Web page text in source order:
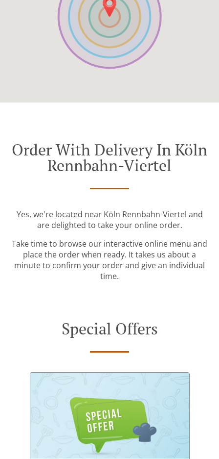
Order With Delivery In Köln
Rennbahn-Viertel
Yes, we're located near Köln Rennbahn-Viertel and
are delighted to take your online order.
Take time to browse our interactive online menu and
place the order when ready. It takes us about a
minute to confirm your order and give an individual
time.
Special Offers